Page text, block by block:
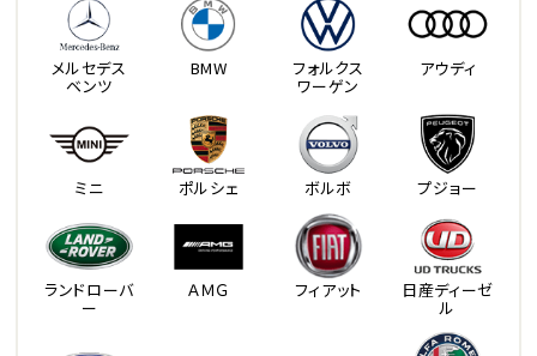
メルセデス
ベンツ
BMW フォルクス
ワーゲン
アウディ
ミニ ポルシェ ボルボ プジョー
ランドローバ
ー
ＡＭＧ フィアット 日産ディーゼ
ル